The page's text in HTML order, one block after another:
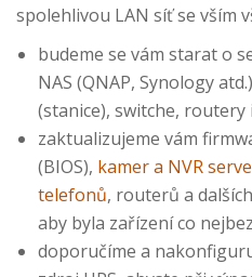
spolehlivou LAN síť se vším
budeme se vám starat o
NAS (QNAP, Synology
(stanice), switche, routery
zaktualizujeme vám
(BIOS), kamer a NVR
telefonů, routerů a
aby byla zařízení co
doporučíme a